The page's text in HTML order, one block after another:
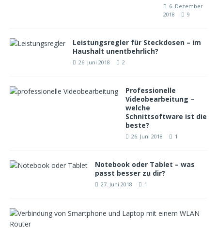
6. Dezember
2018
9
Leistungsregler für Steckdosen – im
Haushalt unentbehrlich?
26. Juni 2018 2
Professionelle
Videobearbeitung –
welche
Schnittsoftware ist die
beste?
26. Juni 2018 1
Notebook oder Tablet – was
passt besser zu dir?
27. Juni 2018 1